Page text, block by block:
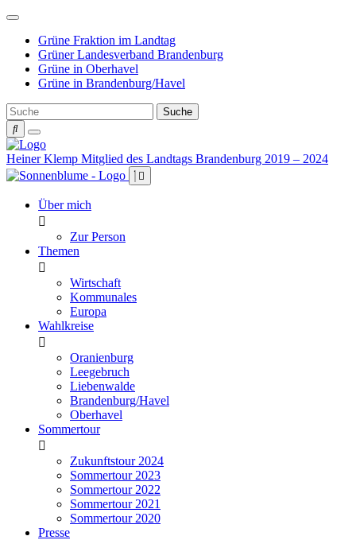
Weiter
Inhalt
Grüne Fraktion im Landtag
Grüner Landesverband Brandenburg
Grüne in Oberhavel
Grüne in Brandenburg/Havel
Heiner Klemp Mitglied des Landtags Brandenburg 2019 – 2024
Über mich
Zur Person
Themen
Wirtschaft
Kommunales
Europa
Wahlkreise
Oranienburg
Leegebruch
Liebenwalde
Brandenburg/Havel
Oberhavel
Sommertour
Zukunftstour 2024
Sommertour 2023
Sommertour 2022
Sommertour 2021
Sommertour 2020
Presse